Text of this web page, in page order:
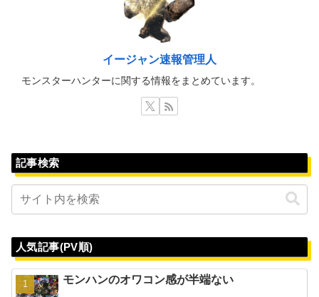
イージャン速報管理人
モンスターハンターに関する情報をまとめています。
記事検索
人気記事(PV順)
モンハンのオワコン感が半端ない